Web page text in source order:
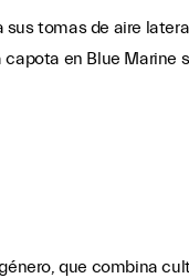
tomas de aire
en Blue Marine
que combina